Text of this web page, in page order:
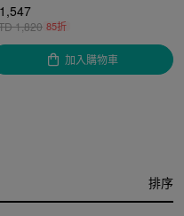
1,547
1,820 85折
加入購物車
排序